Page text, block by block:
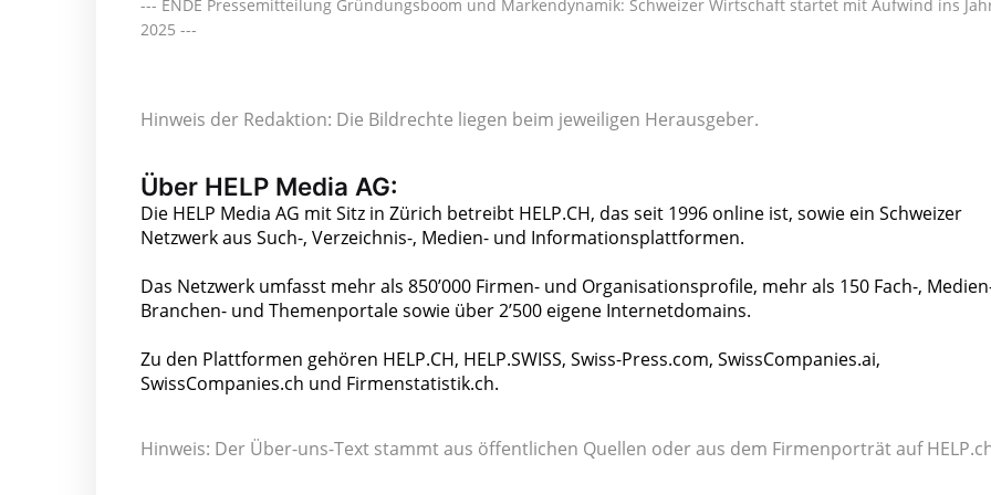
--- ENDE Pressemitteilung Gründungsboom und Markendynamik: Schweizer Wirtschaft startet mit Aufwind ins
2025 ---
Hinweis der Redaktion: Die Bildrechte liegen beim jeweiligen Herausgeber.
Über HELP Media AG:
Die HELP Media AG mit Sitz in Zürich betreibt HELP.CH, das seit 1996 online ist, sowie ein Schweizer
Netzwerk aus Such-, Verzeichnis-, Medien- und Informationsplattformen.
Das Netzwerk umfasst mehr als 850’000 Firmen- und Organisationsprofile, mehr als 150 Fach-,
Branchen- und Themenportale sowie über 2’500 eigene Internetdomains.
Zu den Plattformen gehören HELP.CH, HELP.SWISS, Swiss-Press.com, SwissCompanies.ai,
SwissCompanies.ch und Firmenstatistik.ch.
Hinweis: Der Über-uns-Text stammt aus öffentlichen Quellen oder aus dem Firmenporträt auf